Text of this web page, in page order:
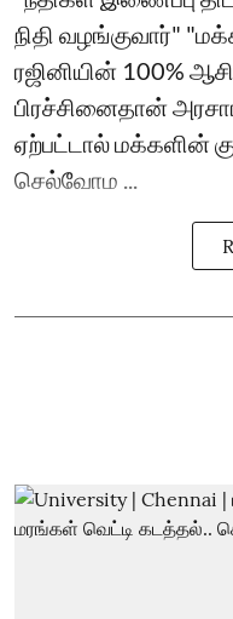
நிதி வழங்குவார்"
ரஜினியின் 100%
பிரச்சினைதான்
ஏற்பட்டால் மக்களின்
செல்வோம ...